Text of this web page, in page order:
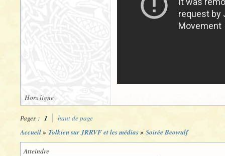
Hors ligne
Pages : 1
haut de page
Accueil» Tolkien sur JRRVF et les médias» Soirée Beowulf
Atteindre